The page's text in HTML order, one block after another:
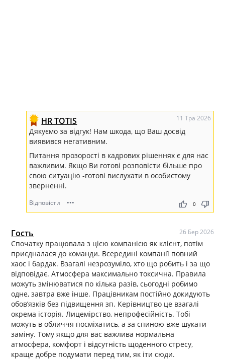
HR TOTIS 11 Тра 2026
Дякуємо за відгук! Нам шкода, що Ваш досвід
виявився негативним.
Питання прозорості в кадрових рішеннях є для нас
важливим. Якщо Ви готові розповісти більше про
свою ситуацію -готові вислухати в особистому
зверненні.
Відповісти ••• thumb_up thumb_down
0
Гость 26 Бер 2026
Спочатку працювала з цією компанією як клієнт, потім
приєдналася до команди. Всередині компанії повний
хаос і бардак. Взагалі незрозуміло, хто що робить і за що
відповідає. Атмосфера максимально токсична. Правила
можуть змінюватися по кілька разів, сьогодні робимо
одне, завтра вже інше. Працівникам постійно докидують
обовʼязків без підвищення зп. Керівництво це взагалі
окрема історія. Лицемірство, непрофесійність. Тобі
можуть в обличчя посміхатись, а за спиною вже шукати
заміну. Тому якщо для вас важлива нормальна
атмосфера, комфорт і відсутність щоденного стресу,
краще добре подумати перед тим, як іти сюди.